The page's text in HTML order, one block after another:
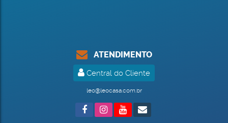
ATENDIMENTO
Central do Cliente
leo@leocasa.com.br